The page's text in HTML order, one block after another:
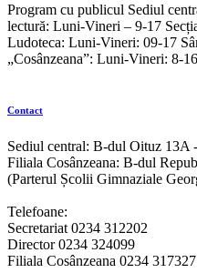
Program cu publicul Sediul
lectură: Luni-Vineri – 9-17
Ludoteca: Luni-Vineri: 09-17
„Cosânzeana”: Luni-Vineri: 8-
Contact
Sediul central: B-dul Oituz 13A
Filiala Cosânzeana: B-dul
(Parterul Școlii Gimnaziale
Telefoane:
Secretariat 0234 312202
Director 0234 324099
Filiala Cosânzeana 0234 317327